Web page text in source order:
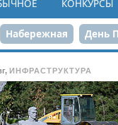
КОНКУРСЫ
Набережная День
, ИНФРАСТРУКТУРА